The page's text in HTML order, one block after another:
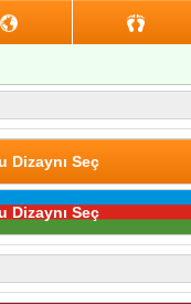
Dizaynı Seç
Dizaynı Seç